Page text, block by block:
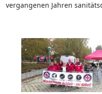
vergangenen Jahren